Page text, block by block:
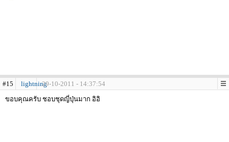
#15 lightning29-10-2011 - 14:37:54
ขอบคุณครับ ชอบชุดญี่ปุ่นมาก อิอิ